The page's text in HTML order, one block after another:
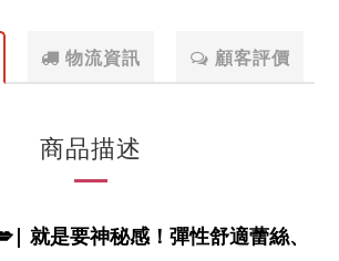
物流資訊 顧客評價
商品描述
就是要神秘感！彈性舒適蕾絲、